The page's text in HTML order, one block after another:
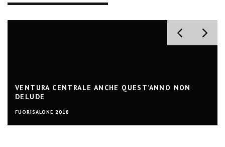
VENTURA CENTRALE ANCHE QUEST’ANNO NON
DELUDE
FUORISALONE 2018